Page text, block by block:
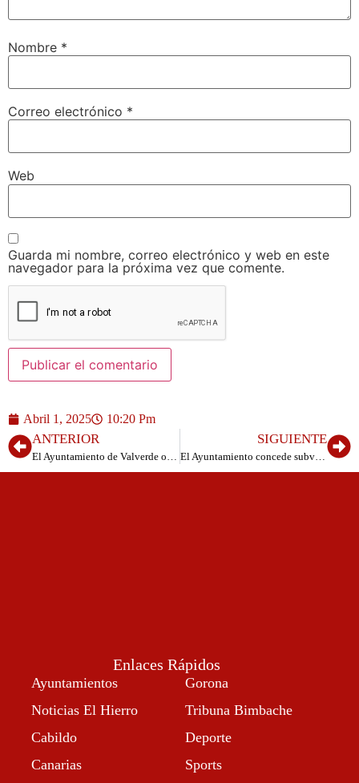
Nombre *
Correo electrónico *
Web
Guarda mi nombre, correo electrónico y web en este
navegador para la próxima vez que comente.
Abril 1, 2025 10:20 Pm
ANTERIOR SIGUIENTE
El Ayuntamiento concede subvenciones a los grupos de bailarines del municipio y se reúne para evaluar su tramitación
Enlaces Rápidos
Ayuntamientos
Noticias El Hierro
Cabildo
Canarias
Gorona
Tribuna Bimbache
Deporte
Sports